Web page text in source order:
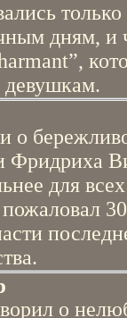
дням, и
о
Фридриха
для
о